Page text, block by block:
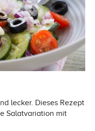
lecker. Dieses Rezept
Salatvariation mit